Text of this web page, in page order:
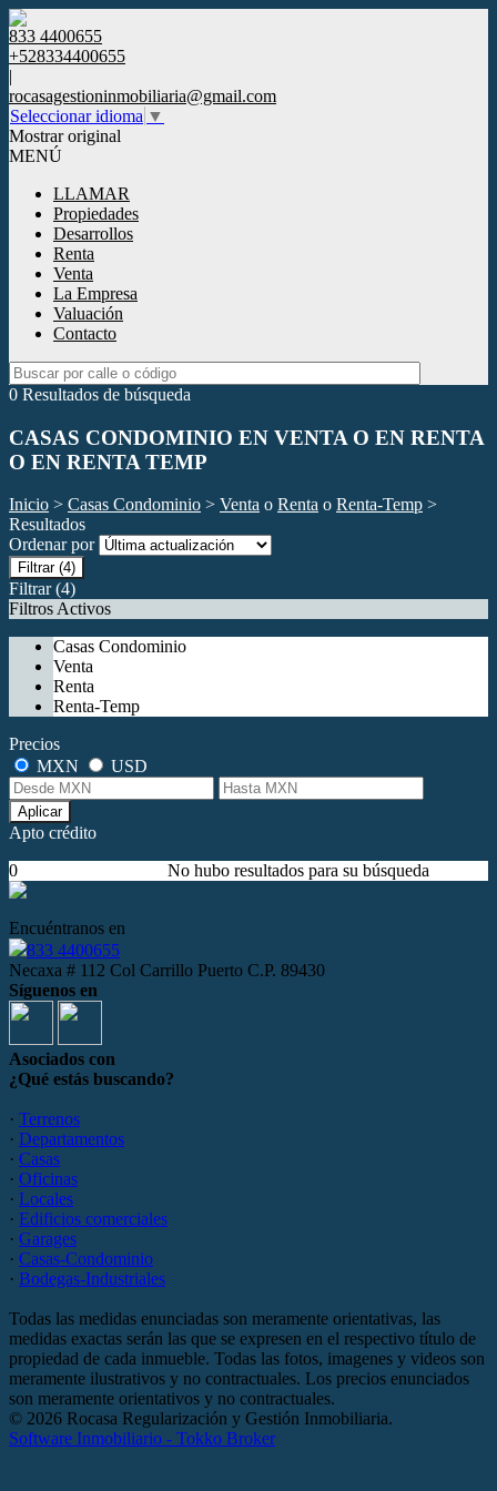
833 4400655
+528334400655
|
rocasagestioninmobiliaria@gmail.com
Seleccionar idioma ▼
Mostrar original
MENÚ
LLAMAR
Propiedades
Desarrollos
Renta
Venta
La Empresa
Valuación
Contacto
0 Resultados de búsqueda
CASAS CONDOMINIO EN VENTA O EN RENTA
O EN RENTA TEMP
Inicio > Casas Condominio > Venta o Renta o Renta-Temp >
Resultados
Ordenar por
Filtrar (4)
Filtrar (4)
Filtros Activos
Casas Condominio
Venta
Renta
Renta-Temp
Precios
MXN
USD
Aplicar
Apto crédito
No hubo resultados para su búsqueda
0
Encuéntranos en
833 4400655
Necaxa # 112 Col Carrillo Puerto C.P. 89430
Síguenos en
Asociados con
¿Qué estás buscando?
· Terrenos
· Departamentos
· Casas
· Oficinas
· Locales
· Edificios comerciales
· Garages
· Casas-Condominio
· Bodegas-Industriales
Todas las medidas enunciadas son meramente orientativas, las
medidas exactas serán las que se expresen en el respectivo título de
propiedad de cada inmueble. Todas las fotos, imagenes y videos son
meramente ilustrativos y no contractuales. Los precios enunciados
son meramente orientativos y no contractuales.
© 2026 Rocasa Regularización y Gestión Inmobiliaria.
Software Inmobiliario - Tokko Broker